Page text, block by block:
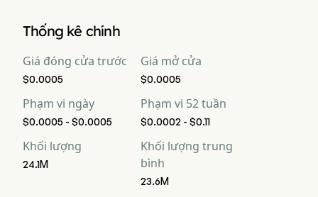
Thống kê chính
Giá đóng cửa trước
$0.0005
Giá mở cửa
$0.0005
Phạm vi ngày
$0.0005 - $0.0005
Phạm vi 52 tuần
$0.0002 - $0.11
Khối lượng
24.1M
Khối lượng trung
bình
23.6M